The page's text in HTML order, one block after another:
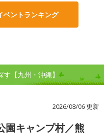
ベントランキング
【九州・沖縄】
2026/08/06 更新
園キャンプ村／熊